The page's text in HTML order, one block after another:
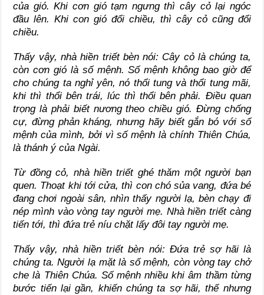
của gió. Khi cơn gió tạm ngưng thì cây cỏ lại ngóc
đầu lên. Khi con gió đổi chiều, thì cây cỏ cũng đổi
chiều.
Thấy vậy, nhà hiền triết bèn nói: Cây cỏ là chúng ta,
còn cơn gió là số mệnh. Số mệnh không bao giờ để
cho chúng ta nghỉ yên, nó thổi tung và thổi tung mãi,
khi thì thổi bên trái, lúc thì thổi bên phải. Điều quan
trọng là phải biết nương theo chiều gió. Đừng chống
cự, đừng phản kháng, nhưng hãy biết gắn bó với số
mệnh của mình, bởi vì số mệnh là chính Thiên Chúa,
là thánh ý của Ngài.
Từ đồng cỏ, nhà hiền triết ghé thăm một người bạn
quen. Thoạt khi tới cửa, thì con chó sủa vang, đứa bé
đang chơi ngoài sân, nhìn thấy người lạ, bèn chạy đi
nép mình vào vòng tay người mẹ. Nhà hiền triết càng
tiến tới, thì đứa trẻ níu chặt lấy đôi tay người mẹ.
Thấy vậy, nhà hiền triết bèn nói: Đứa trẻ sợ hãi là
chúng ta. Người lạ mặt là số mệnh, còn vòng tay chở
che là Thiên Chúa. Số mệnh nhiều khi âm thầm từng
bước tiến lại gần, khiến chúng ta sợ hãi, thế nhưng